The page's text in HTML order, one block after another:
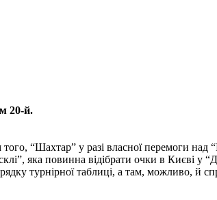
20-й.
“Шахтар” у разі власної перемоги над
яка повинна відібрати очки в Києві у
турнірної таблиці, а там, можливо, й